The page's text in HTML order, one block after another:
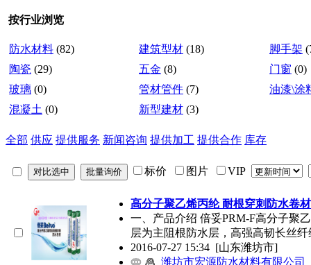
按行业浏览
防水材料 (82) 建筑型材 (18) 脚手架
陶瓷 (29) 五金 (8) 门窗 (0)
玻璃 (0) 管材管件 (7)
油漆\涂
混凝土 (0) 新型建材 (3)
全部 供应 提供服务 新闻咨询 提供加工 提供合作 库存
标价 图片 VIP
高分子聚乙烯丙纶 耐根穿刺防水卷
一、产品介绍 倍妥PRM-F高分子聚
层为主阻根防水层，高强高韧长丝纤
2016-07-27 15:34 [山东潍坊市]
潍坊市宏源防水材料有限公司